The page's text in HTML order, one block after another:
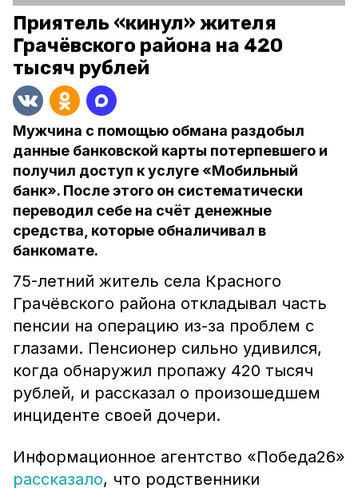
Приятель «кинул» жителя
Грачёвского района на 420
тысяч рублей
Мужчина с помощью обмана раздобыл
данные банковской карты потерпевшего и
получил доступ к услуге «Мобильный
банк». После этого он систематически
переводил себе на счёт денежные
средства, которые обналичивал в
банкомате.
75-летний житель села Красного
Грачёвского района откладывал часть
пенсии на операцию из-за проблем с
глазами. Пенсионер сильно удивился,
когда обнаружил пропажу 420 тысяч
рублей, и рассказал о произошедшем
инциденте своей дочери.
Информационное агентство «Победа26»
рассказало, что родственники